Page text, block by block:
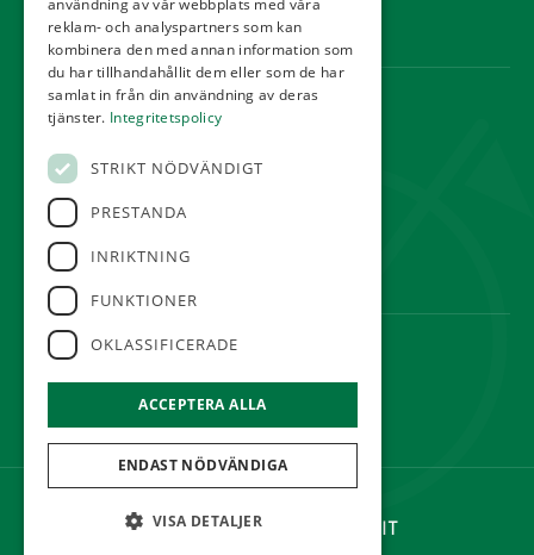
Webbshop
KONTAKT
Golfvägen
FÖLJ OSS
Hemsidan levereras av Kust IT
användning av vår webbplats med våra
reklam- och analyspartners som kan
kombinera den med annan information som
du har tillhandahållit dem eller som de har
samlat in från din användning av deras
tjänster. Integritetspolicy
STRIKT NÖDVÄNDIGT
PRESTANDA
INRIKTNING
FUNKTIONER
OKLASSIFICERADE
ACCEPTERA ALLA
ENDAST NÖDVÄNDIGA
VISA DETALJER